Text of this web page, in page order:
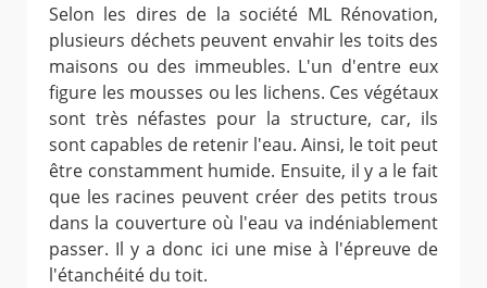
Selon les dires de la société ML Rénovation,
plusieurs déchets peuvent envahir les toits des
maisons ou des immeubles. L'un d'entre eux
figure les mousses ou les lichens. Ces végétaux
sont très néfastes pour la structure, car, ils
sont capables de retenir l'eau. Ainsi, le toit peut
être constamment humide. Ensuite, il y a le fait
que les racines peuvent créer des petits trous
dans la couverture où l'eau va indéniablement
passer. Il y a donc ici une mise à l'épreuve de
l'étanchéité du toit.